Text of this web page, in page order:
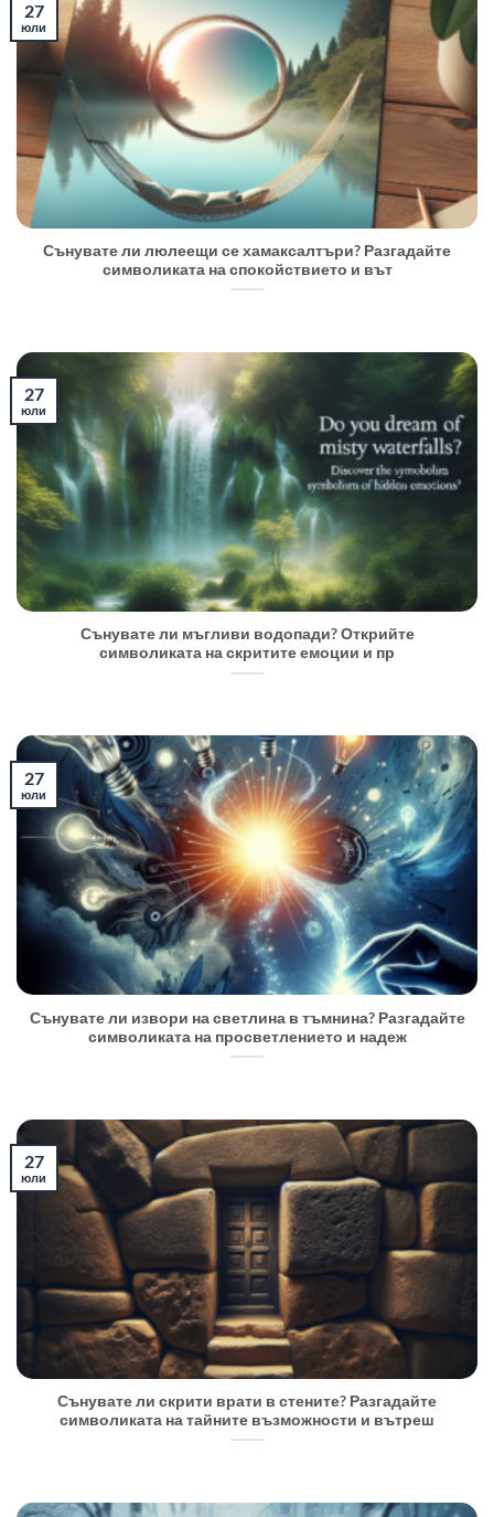
Сънувате ли люлеещи се хамаксалтъри? Разгадайте
символиката на спокойствието и вът
27
юли
Сънувате ли мъгливи водопади? Открийте
символиката на скритите емоции и пр
27
юли
Сънувате ли извори на светлина в тъмнина? Разгадайте
символиката на просветлението и надеж
27
юли
Сънувате ли скрити врати в стените? Разгадайте
символиката на тайните възможности и вътреш
27
юли